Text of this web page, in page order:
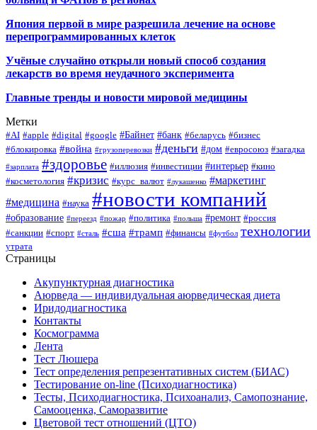
Япония первой в мире разрешила лечение на основе
перепрограммированных клеток
Учёные случайно открыли новый способ создания
лекарств во время неудачного эксперимента
Главные тренды и новости мировой медицины
Метки
#AI #apple #digital #google #Байнет #банк #беларусь #бизнес
#блокировка #война #грузоперевозки #деньги #дом #евросоюз #загадка
#зарплата #здоровье #иллюзия #инвестиции #интерьер #кино
#косметология #кризис #курс_валют #лукашенко #маркетинг
#медицина #наука #новости компаний
#образование #переезд #пожар #политика #польша #ремонт #россия
#санкции #спорт #сталь #сша #трамп #финансы #футбол технологии
утрата
Страницы
Акупунктурная диагностика
Аюрведа — индивидуальная аюрведическая диета
Иридодиагностика
Контакты
Космограмма
Лента
Тест Люшера
Тест определения репрезентативных систем (БИАС)
Тестирование on-line (Психодиагностика)
Тесты, Психодиагностика, Психоанализ, Самопознание,
Самооценка, Саморазвитие
Цветовой тест отношений (ЦТО)